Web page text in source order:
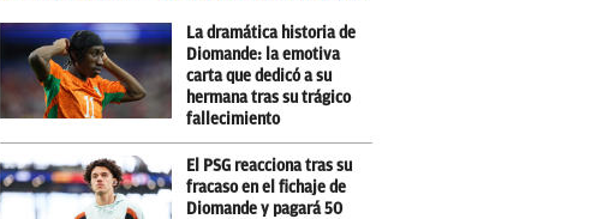
La dramática historia de
Diomande: la emotiva
carta que dedicó a su
hermana tras su trágico
fallecimiento
El PSG reacciona tras su
fracaso en el fichaje de
Diomande y pagará 50